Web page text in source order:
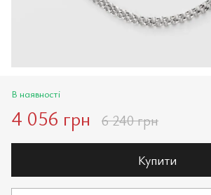
В наявності
4 056 грн 6 240 грн
Купити